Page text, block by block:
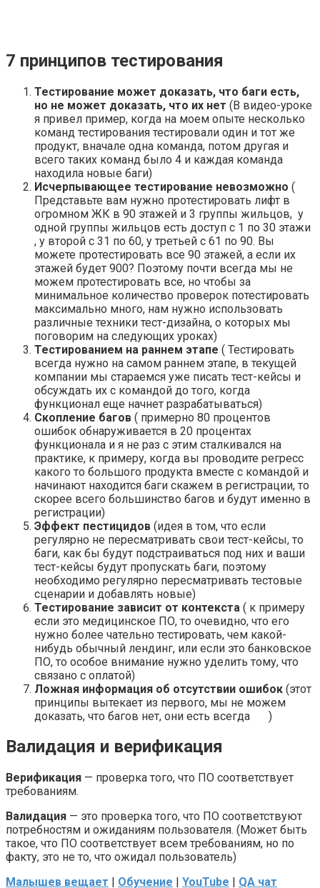
7 принципов тестирования
Тестирование может доказать, что баги есть,
но не может доказать, что их нет (В видео-уроке
я привел пример, когда на моем опыте несколько
команд тестирования тестировали один и тот же
продукт, вначале одна команда, потом другая и
всего таких команд было 4 и каждая команда
находила новые баги)
Исчерпывающее тестирование невозможно (
Представьте вам нужно протестировать лифт в
огромном ЖК в 90 этажей и 3 группы жильцов, у
одной группы жильцов есть доступ с 1 по 30 этажи
, у второй с 31 по 60, у третьей с 61 по 90. Вы
можете протестировать все 90 этажей, а если их
этажей будет 900? Поэтому почти всегда мы не
можем протестировать все, но чтобы за
минимальное количество проверок потестировать
максимально много, нам нужно использовать
различные техники тест-дизайна, о которых мы
поговорим на следующих уроках)
Тестированием на раннем этапе ( Тестировать
всегда нужно на самом раннем этапе, в текущей
компании мы стараемся уже писать тест-кейсы и
обсуждать их с командой до того, когда
функционал еще начнет разрабатываться)
Скопление багов ( примерно 80 процентов
ошибок обнаруживается в 20 процентах
функционала и я не раз с этим сталкивался на
практике, к примеру, когда вы проводите регресс
какого то большого продукта вместе с командой и
начинают находится баги скажем в регистрации, то
скорее всего большинство багов и будут именно в
регистрации)
Эффект пестицидов (идея в том, что если
регулярно не пересматривать свои тест-кейсы, то
баги, как бы будут подстраиваться под них и ваши
тест-кейсы будут пропускать баги, поэтому
необходимо регулярно пересматривать тестовые
сценарии и добавлять новые)
Тестирование зависит от контекста ( к примеру
если это медицинское ПО, то очевидно, что его
нужно более чательно тестировать, чем какой-
нибудь обычный лендинг, или если это банковское
ПО, то особое внимание нужно уделить тому, что
связано с оплатой)
Ложная информация об отсутствии ошибок (этот
принципы вытекает из первого, мы не можем
доказать, что багов нет, они есть всегда
)
Валидация и верификация
Верификация — проверка того, что ПО соответствует
требованиям.
Валидация — это проверка того, что ПО соответствуют
потребностям и ожиданиям пользователя. (Может быть
такое, что ПО соответствует всем требованиям, но по
факту, это не то, что ожидал пользователь)
Малышев вещает
Обучение YouTube
QA чат